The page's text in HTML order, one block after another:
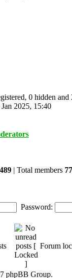
0 hidden
2025, 15:40
| Total members
Password:
Forum
phpBB Group.